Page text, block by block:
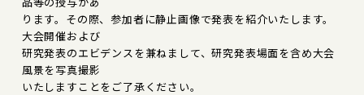
ります。その際、参加者に静止画像で発表を紹介いたします。
大会開催および
研究発表のエビデンスを兼ねまして、研究発表場面を含め大会
風景を写真撮影
いたしますことをご了承ください。